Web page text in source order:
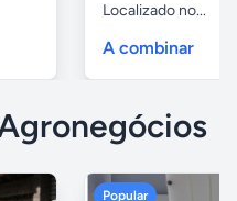
Localizado no...
A combinar
Popular